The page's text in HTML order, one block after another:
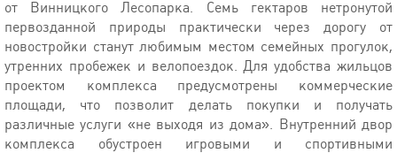
от Винницкого Лесопарка. Семь гектаров нетронутой
первозданной природы практически через дорогу от
новостройки станут любимым местом семейных прогулок,
утренних пробежек и велопоездок. Для удобства жильцов
проектом комплекса предусмотрены коммерческие
площади, что позволит делать покупки и получать
различные услуги «не выходя из дома». Внутренний двор
комплекса обустроен игровыми и спортивными